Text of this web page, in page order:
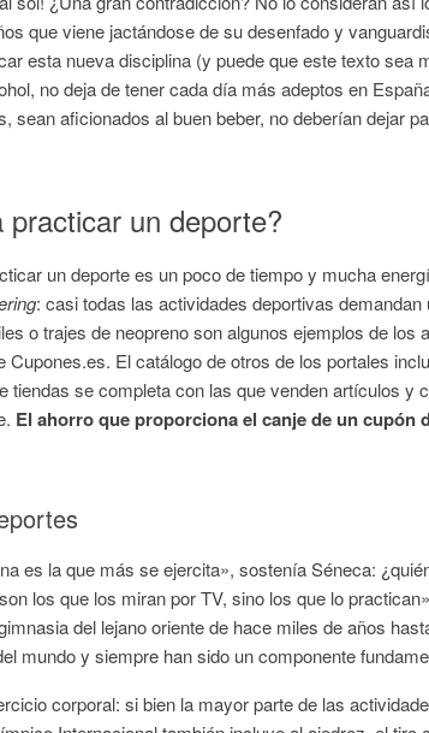
que viene jactándose de su desenfado y
esta nueva disciplina (y puede que este texto sea
no deja de tener cada día más adeptos en
sean aficionados al buen beber, no deberían dejar
un deporte?
un deporte es un poco de tiempo y mucha
: casi todas las actividades deportivas
o trajes de neopreno son algunos ejemplos de
Cupones.es. El catálogo de otros de los portales
tiendas se completa con las que venden artículos y
El ahorro que proporciona el canje de un cupón
es la que más se ejercita», sostenía Séneca:
los que los miran por TV, sino los que lo
del lejano oriente de hace miles de años
mundo y siempre han sido un componente
corporal: si bien la mayor parte de las